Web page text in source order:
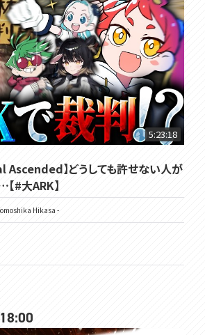
5:23:18
Ascended】どうしても許せない人が
#大ARK】
Hikasa -